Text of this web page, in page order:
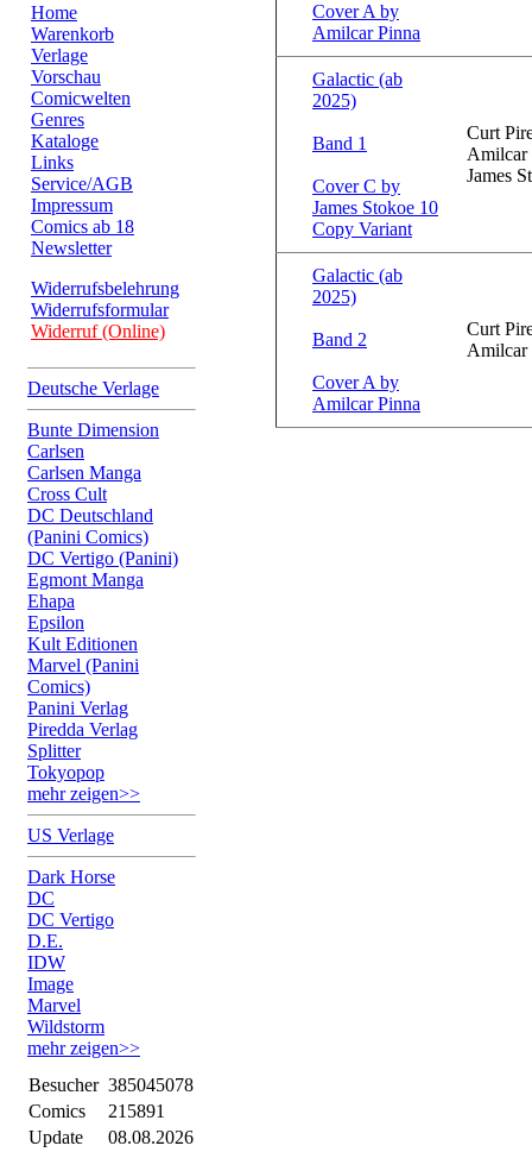
Home
Warenkorb
Verlage
Vorschau
Comicwelten
Genres
Kataloge
Links
Service/AGB
Impressum
Comics ab 18
Newsletter
Widerrufsbelehrung
Widerrufsformular
Widerruf (Online)
Deutsche Verlage
Bunte Dimension
Carlsen
Carlsen Manga
Cross Cult
DC Deutschland
(Panini Comics)
DC Vertigo (Panini)
Egmont Manga
Ehapa
Epsilon
Kult Editionen
Marvel (Panini
Comics)
Panini Verlag
Piredda Verlag
Splitter
Tokyopop
mehr zeigen>>
US Verlage
Dark Horse
DC
DC Vertigo
D.E.
IDW
Image
Marvel
Wildstorm
mehr zeigen>>
Besucher 385045078
Comics
215891
Update
08.08.2026
Cover A by
Amilcar Pinna
Galactic (ab
2025)
Band 1
Cover C by
James Stokoe 10
Copy Variant
Curt
Amilcar
James
Galactic (ab
2025)
Band 2
Cover A by
Amilcar Pinna
Curt
Amilcar